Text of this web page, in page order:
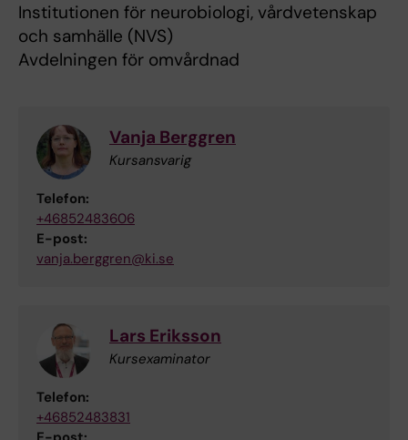
Institutionen för neurobiologi, vårdvetenskap
och samhälle (NVS)
Avdelningen för omvårdnad
Vanja Berggren
Kursansvarig
Telefon:
+46852483606
E-post:
vanja.berggren@ki.se
Lars Eriksson
Kursexaminator
Telefon:
+46852483831